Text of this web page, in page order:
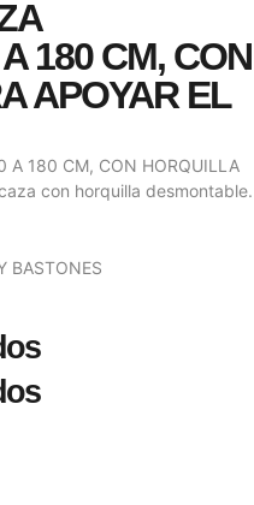
180 CM, CON
APOYAR EL
A 180 CM, CON HORQUILLA
con horquilla desmontable.
BASTONES